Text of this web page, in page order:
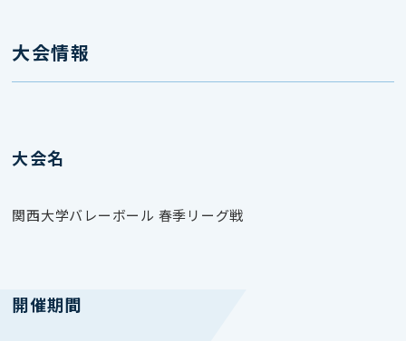
大会情報
大会名
関西⼤学バレーボール 春季リーグ戦
開催期間